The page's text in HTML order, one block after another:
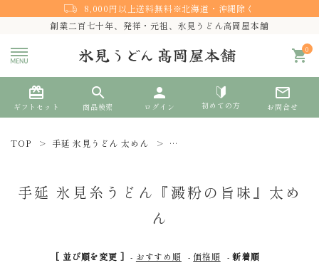
8,000円以上送料無料※北海道・沖縄除く
創業二百七十年、発祥・元祖、氷見うどん高岡屋本舗
0
shopping_cart
card_giftcard
ギフトセット
search
商品検索
person
ログイン 初めての方
mail_outline
お問合せ
ACCOUNT MENU
TOP 手延 氷見うどん 太めん 手延 氷見糸うどん『澱粉の旨味』
手延 氷見糸うどん『澱粉の旨味』太め
ん
[ 並び順を変更 ] - おすすめ順 -価格順 -新着順